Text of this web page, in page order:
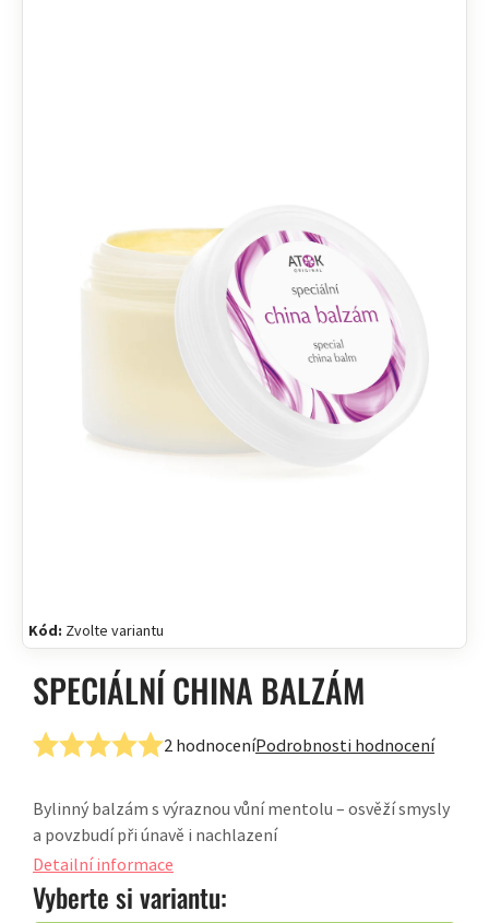
Kód: Zvolte variantu
SPECIÁLNÍ CHINA BALZÁM
Průměrné
produktu
je
5,0
z
5
2 hodnoceníPodrobnosti hodnocení
Vyberte si variantu:
Bylinný balzám s výraznou vůní mentolu – osvěží smysly
a povzbudí při únavě i nachlazení
Detailní informace